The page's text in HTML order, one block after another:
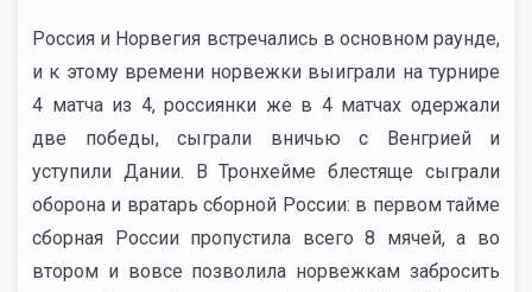
Россия и Норвегия встречались в основном раунде,
и к этому времени норвежки выиграли на турнире
4 матча из 4, россиянки же в 4 матчах одержали
две победы, сыграли вничью с Венгрией и
уступили Дании. В Тронхейме блестяще сыграли
оборона и вратарь сборной России: в первом тайме
сборная России пропустила всего 8 мячей, а во
втором и вовсе позволила норвежкам забросить